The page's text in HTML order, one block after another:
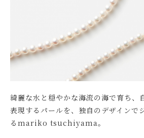
綺麗な水と穏やかな海流の海で育ち、
表現するパールを、独自のデザインで
るmariko tsuchiyama。